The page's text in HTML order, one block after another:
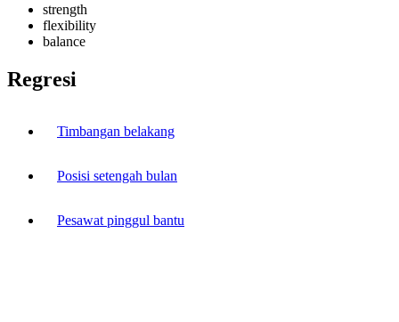
strength
flexibility
balance
Regresi
Timbangan belakang
Posisi setengah bulan
Pesawat pinggul bantu